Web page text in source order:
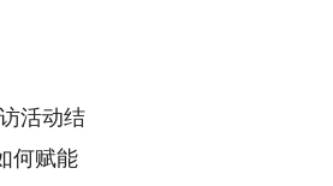
活动结
何赋能